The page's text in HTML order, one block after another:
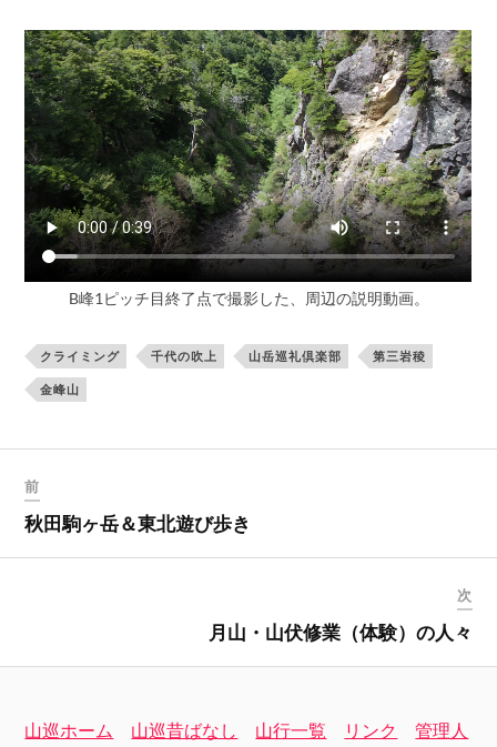
B峰1ピッチ目終了点で撮影した、周辺の説明動画。
クライミング 千代の吹上 山岳巡礼倶楽部 第三岩稜
金峰山
前
秋田駒ヶ岳＆東北遊び歩き
次
月山・山伏修業（体験）の人々
山巡ホーム 山巡昔ばなし 山行一覧 リンク
管理人